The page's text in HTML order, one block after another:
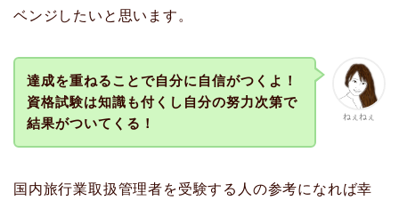
ベンジしたいと思います。
ねぇねぇ
達成を重ねることで自分に自信がつくよ！
資格試験は知識も付くし自分の努力次第で
結果がついてくる！
国内旅行業取扱管理者を受験する人の参考になれば幸